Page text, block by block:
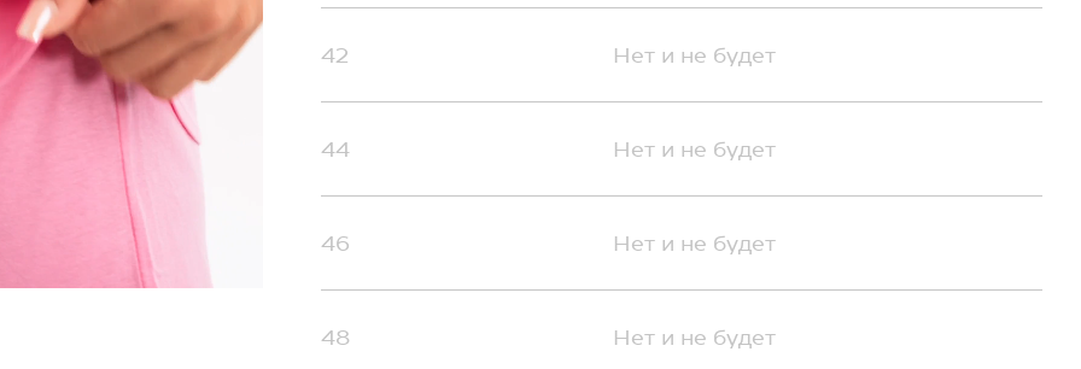
42 Нет и не будет
44 Нет и не будет
46 Нет и не будет
48 Нет и не будет